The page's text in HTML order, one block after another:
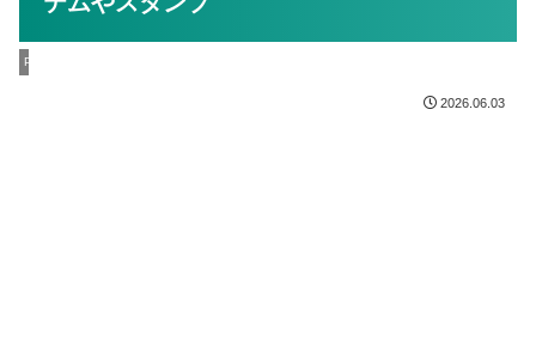
PC
2026.06.03